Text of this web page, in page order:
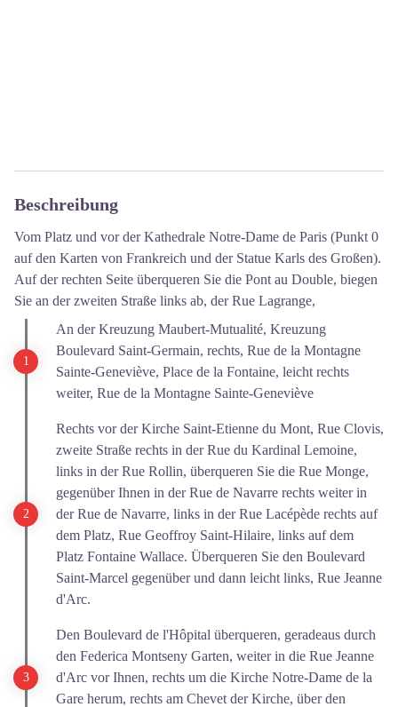
Beschreibung
Vom Platz und vor der Kathedrale Notre-Dame de Paris (Punkt 0
auf den Karten von Frankreich und der Statue Karls des Großen).
Auf der rechten Seite überqueren Sie die Pont au Double, biegen
Sie an der zweiten Straße links ab, der Rue Lagrange,
An der Kreuzung Maubert-Mutualité, Kreuzung
Boulevard Saint-Germain, rechts, Rue de la Montagne
Sainte-Geneviève, Place de la Fontaine, leicht rechts
weiter, Rue de la Montagne Sainte-Geneviève
Rechts vor der Kirche Saint-Etienne du Mont, Rue Clovis,
zweite Straße rechts in der Rue du Kardinal Lemoine,
links in der Rue Rollin, überqueren Sie die Rue Monge,
gegenüber Ihnen in der Rue de Navarre rechts weiter in
der Rue de Navarre, links in der Rue Lacépède rechts auf
dem Platz, Rue Geoffroy Saint-Hilaire, links auf dem
Platz Fontaine Wallace. Überqueren Sie den Boulevard
Saint-Marcel gegenüber und dann leicht links, Rue Jeanne
d'Arc.
Den Boulevard de l'Hôpital überqueren, geradeaus durch
den Federica Montseny Garten, weiter in die Rue Jeanne
d'Arc vor Ihnen, rechts um die Kirche Notre-Dame de la
Gare herum, rechts am Chevet der Kirche, über den